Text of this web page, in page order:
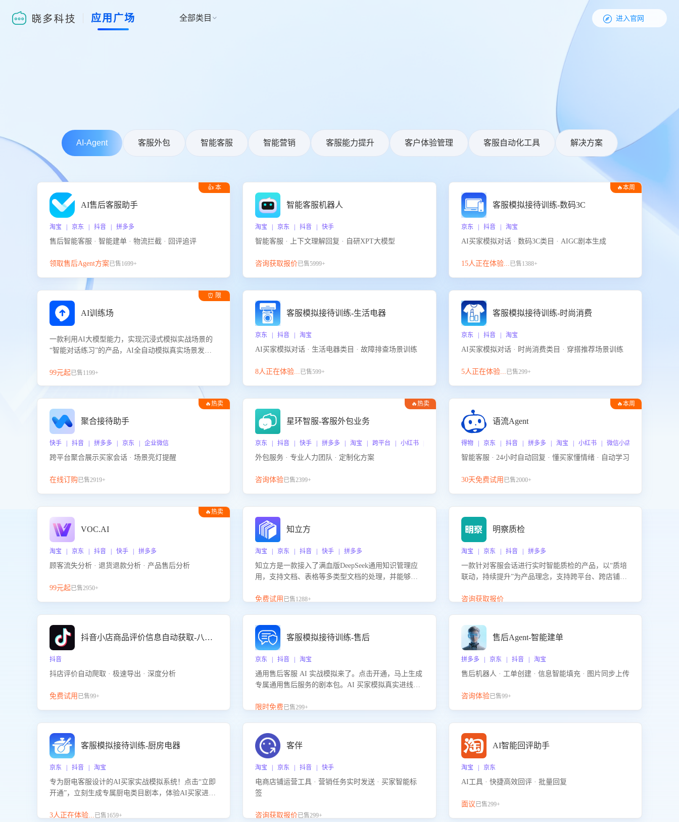
应用广场 全部类目   进入官网
AI-Agent 客服外包 智能客服 智能营销 客服能力提升 客户体验管理 客服自动化工具 解决方案
👍 本
AI售后客服助手
淘宝 | 京东 | 抖音 | 拼多多
售后智能客服 · 智能建单 · 物流拦截 · 回评追评
领取售后Agent方案已售1699+
智能客服机器人
淘宝 | 京东 | 抖音 | 快手
智能客服 · 上下文理解回复 · 自研XPT大模型
咨询获取报价已售5999+
🔥本周
客服模拟接待训练-数码3C
京东 | 抖音 | 淘宝
AI买家模拟对话 · 数码3C类目 · AIGC剧本生成
15人正在体验...已售1388+
⏰ 限
AI训练场
一款利用AI大模型能力，实现沉浸式模拟实战场景的
“智能对话练习”的产品，AI全自动模拟真实场景发生
提升客服团队的销服能力。
99元起已售1199+
客服模拟接待训练-生活电器
京东 | 抖音 | 淘宝
AI买家模拟对话 · 生活电器类目 · 故障排查场景训练
8人正在体验...已售599+
客服模拟接待训练-时尚消费
京东 | 抖音 | 淘宝
AI买家模拟对话 · 时尚消费类目 · 穿搭推荐场景训练
5人正在体验...已售299+
🔥热卖
聚合接待助手
快手 | 抖音 | 拼多多 | 京东 | 企业微信
跨平台聚合展示买家会话 · 场景亮灯提醒
在线订购已售2919+
🔥热卖
星环智服-客服外包业务
京东 | 抖音 | 快手 | 拼多多 | 淘宝 | 跨平台 | 小红书 | 得物 | 企业微信
外包服务 · 专业人力团队 · 定制化方案
咨询体验已售2399+
🔥本周
语流Agent
得物 | 京东 | 抖音 | 拼多多 | 淘宝 | 小红书 | 微信小店 | 快手 | 唯品
智能客服 · 24小时自动回复 · 懂买家懂情绪 · 自动学习
30天免费试用 已售2000+
🔥热卖
VOC.AI
淘宝 | 京东 | 抖音 | 快手 | 拼多多
顾客流失分析 · 退货退款分析 · 产品售后分析
99元起已售2950+
知立方
淘宝 | 京东 | 抖音 | 快手 | 拼多多
知立方是一款接入了满血版DeepSeek通用知识管理应
用，支持文档、表格等多类型文档的处理，并能够基
景提供强大的知识支持，帮助用户高效管理和利用知
免费试用 已售1288+
明察质检
淘宝 | 京东 | 抖音 | 拼多多
一款针对客服会话进行实时智能质检的产品，以“质培
联动，持续提升”为产品理念，支持跨平台、跨店铺的
联动，持续提升客服团队的销服能力。
咨询获取报价
抖音小店商品评价信息自动获取-八爪鱼
抖音
抖店评价自动爬取 · 极速导出 · 深度分析
免费试用 已售99+
客服模拟接待训练-售后
京东 | 抖音 | 淘宝
通用售后客服 AI 实战模拟来了。点击开通，马上生成
专属通用售后服务的剧本包。AI 买家模拟真实进线咨
咨询等售后场景的应对要点，轻松提升服务能力。
限时免费已售299+
售后Agent-智能建单
拼多多 | 京东 | 抖音 | 淘宝
售后机器人 · 工单创建 · 信息智能填充 · 图片同步上传
咨询体验已售99+
客服模拟接待训练-厨房电器
京东 | 抖音 | 淘宝
专为厨电客服设计的AI买家实战模拟系统！点击“立即
开通”，立刻生成专属厨电类目剧本，体验AI买家进线
能咨询”等真实场景应对技巧！
3人正在体验...已售1659+
客伴
淘宝 | 京东 | 抖音 | 快手
电商店铺运营工具 · 营销任务实时发送 · 买家智能标
签
咨询获取报价已售299+
AI智能回评助手
淘宝 | 京东
AI工具 · 快捷高效回评 · 批量回复
面议已售299+